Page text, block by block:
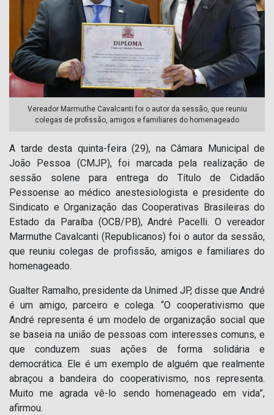
Vereador Marmuthe Cavalcanti foi o autor da sessão, que reuniu
colegas de profissão, amigos e familiares do homenageado
A tarde desta quinta-feira (29), na Câmara Municipal de
João Pessoa (CMJP), foi marcada pela realização de
sessão solene para entrega do Título de Cidadão
Pessoense ao médico anestesiologista e presidente do
Sindicato e Organização das Cooperativas Brasileiras do
Estado da Paraíba (OCB/PB), André Pacelli. O vereador
Marmuthe Cavalcanti (Republicanos) foi o autor da sessão,
que reuniu colegas de profissão, amigos e familiares do
homenageado.
Gualter Ramalho, presidente da Unimed JP, disse que André
é um amigo, parceiro e colega. “O cooperativismo que
André representa é um modelo de organização social que
se baseia na união de pessoas com interesses comuns, e
que conduzem suas ações de forma solidária e
democrática. Ele é um exemplo de alguém que realmente
abraçou a bandeira do cooperativismo, nos representa.
Muito me agrada vê-lo sendo homenageado em vida”,
afirmou.